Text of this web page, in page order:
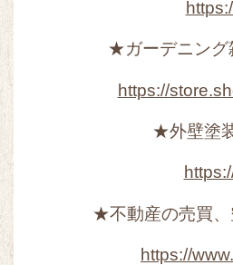
★ガーデニン
https://
★外壁塗
★不動産の売買、
https://